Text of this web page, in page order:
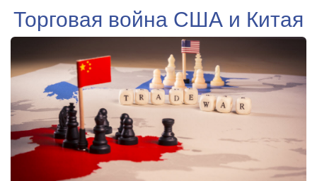
Торговая война США и Китая